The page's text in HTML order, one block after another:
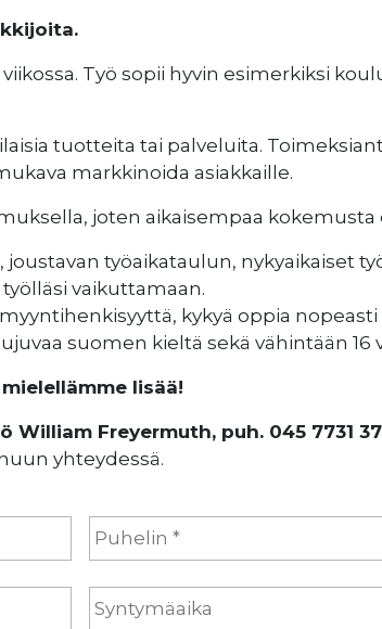
Työ sopii hyvin esimerkiksi
tuotteita tai palveluita.
markkinoida asiakkaille.
joten aikaisempaa kokemusta
työaikataulun, nykyaikaiset
vaikuttamaan.
kykyä oppia nopeasti
suomen kieltä sekä vähintään 16
lisää!
Freyermuth, puh. 045 7731
yhteydessä.